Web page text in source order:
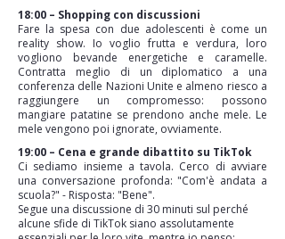
18:00 – Shopping con discussioni
Fare la spesa con due adolescenti è come un
reality show. Io voglio frutta e verdura, loro
vogliono bevande energetiche e caramelle.
Contratta meglio di un diplomatico a una
conferenza delle Nazioni Unite e almeno riesco a
raggiungere un compromesso: possono
mangiare patatine se prendono anche mele. Le
mele vengono poi ignorate, ovviamente.
19:00 – Cena e grande dibattito su TikTok
Ci sediamo insieme a tavola. Cerco di avviare
una conversazione profonda: "Com'è andata a
scuola?" - Risposta: "Bene".
Segue una discussione di 30 minuti sul perché
alcune sfide di TikTok siano assolutamente